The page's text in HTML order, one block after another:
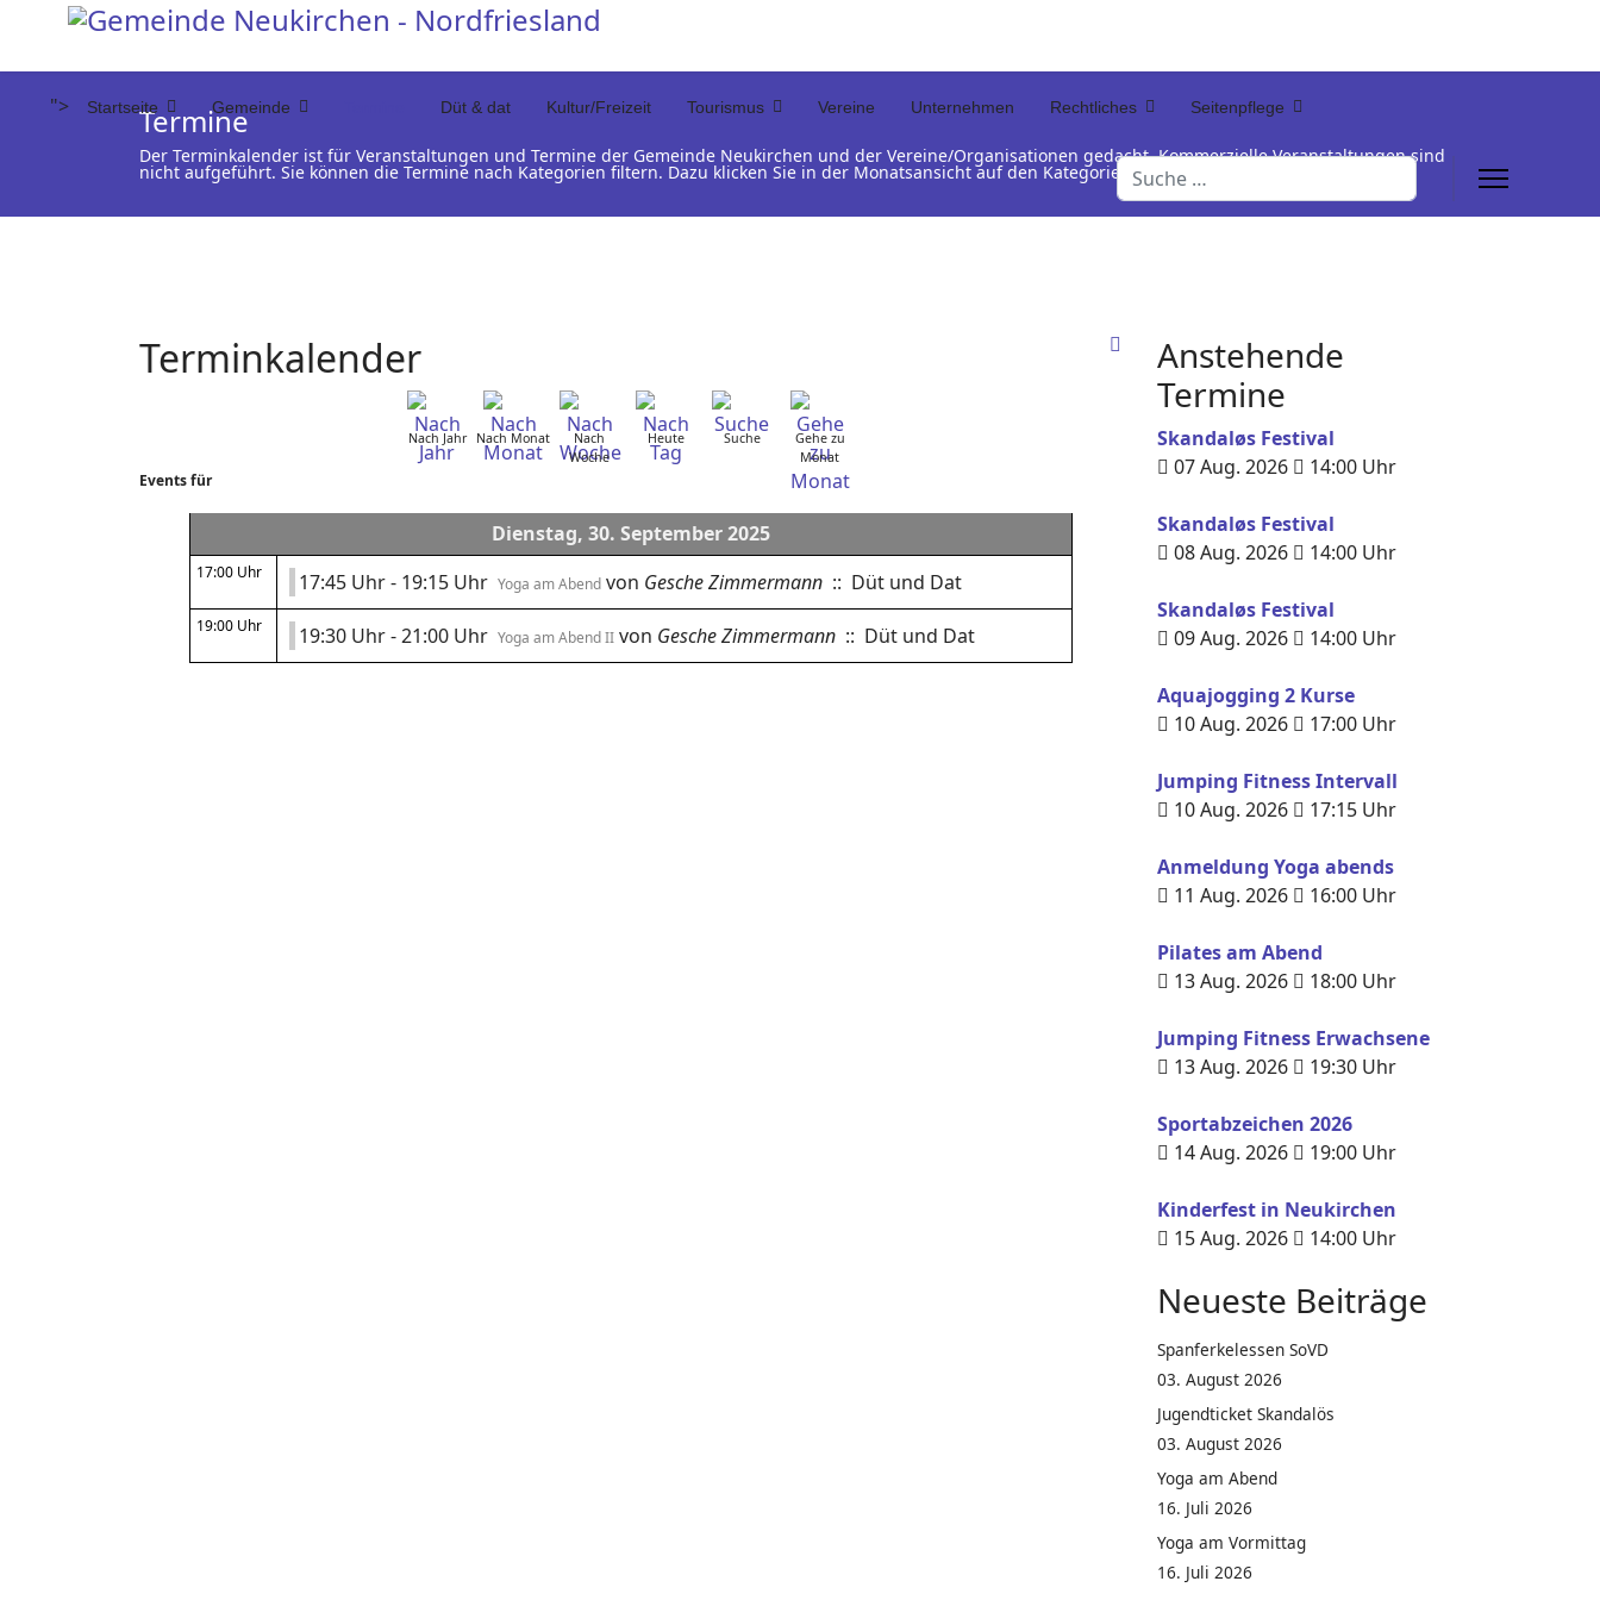
"> Startseite Gemeinde Düt & dat Kultur/Freizeit Tourismus Vereine Unternehmen Rechtliches Seitenpflege
Suchen
Termine
Der Terminkalender ist für Veranstaltungen und Termine der Gemeinde Neukirchen und der Vereine/Organisationen gedacht. Kommerzielle Veranstaltungen sind
nicht aufgeführt. Sie können die Termine nach Kategorien filtern. Dazu klicken Sie in der Monatsansicht auf den Kategorienamen unterhalb der Termintabelle
Terminkalender
Nach Jahr Nach Monat
Nach
Woche
Heute Suche
Gehe zu
Monat
Events für
Dienstag, 30. September 2025
17:00 Uhr 17:45 Uhr - 19:15 Uhr Yoga am Abendvon Gesche Zimmermann:: Düt und Dat
19:00 Uhr 19:30 Uhr - 21:00 Uhr Yoga am Abend IIvon Gesche Zimmermann:: Düt und Dat
Anstehende
Termine
Skandaløs Festival
07 Aug. 2026
14:00 Uhr
Skandaløs Festival
08 Aug. 2026
14:00 Uhr
Skandaløs Festival
09 Aug. 2026
14:00 Uhr
Aquajogging 2 Kurse
10 Aug. 2026
17:00 Uhr
Jumping Fitness Intervall
10 Aug. 2026
17:15 Uhr
Anmeldung Yoga abends
11 Aug. 2026
16:00 Uhr
Pilates am Abend
13 Aug. 2026
18:00 Uhr
Jumping Fitness Erwachsene
13 Aug. 2026
19:30 Uhr
Sportabzeichen 2026
14 Aug. 2026
19:00 Uhr
Kinderfest in Neukirchen
15 Aug. 2026
14:00 Uhr
Neueste Beiträge
Spanferkelessen SoVD
03. August 2026
Jugendticket Skandalös
03. August 2026
Yoga am Abend
16. Juli 2026
Yoga am Vormittag
16. Juli 2026